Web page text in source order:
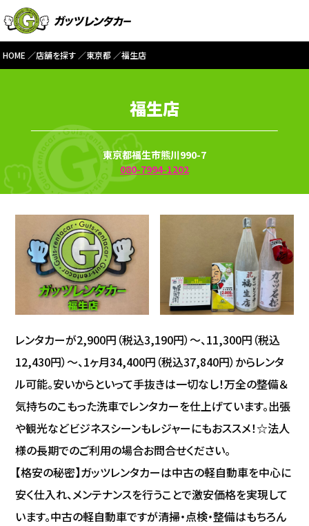
HOME 店舗を探す 東京都 福生店
福生店
東京都福生市熊川990-7
080-7994-1202
レンタカーが2,900円（税込3,190円）～、11,300円（税込
12,430円）～、1ヶ月34,400円（税込37,840円）からレンタ
ル可能。安いからといって手抜きは一切なし！万全の整備＆
気持ちのこもった洗車でレンタカーを仕上げています。出張
や観光などビジネスシーンもレジャーにもおススメ！☆法人
様の長期でのご利用の場合お問合せください。
【格安の秘密】ガッツレンタカーは中古の軽自動車を中心に
安く仕入れ、メンテナンスを行うことで激安価格を実現して
います。中古の軽自動車ですが清掃・点検・整備はもちろん